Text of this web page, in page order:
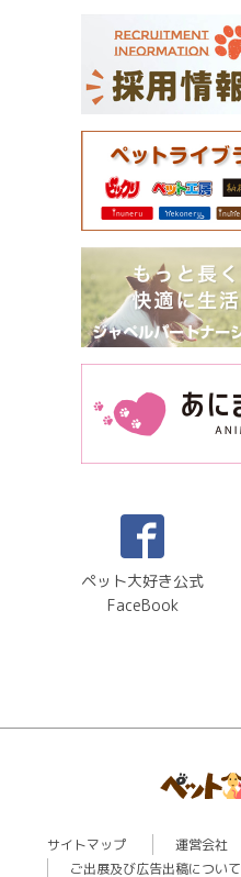
ペット大好き公式
FaceBook
サイトマップ 運営会社
ご出展及び広告出稿について